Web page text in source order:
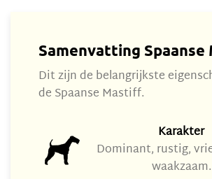
Samenvatting
Dit zijn de belangrijkste
de Spaanse Mastiff.
Karakter
Dominant, rustig,
waakzaam.